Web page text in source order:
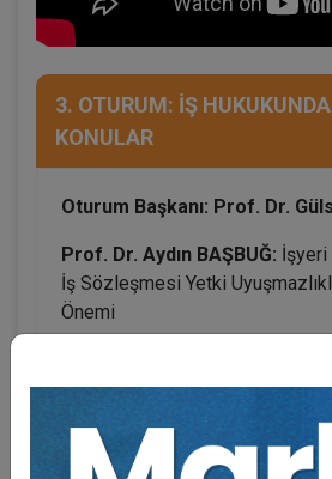
3. OTURUM: İŞ
KONULAR
Oturum Başkanı: Prof. Dr.
Prof. Dr. Aydın BAŞBUĞ: İşyeri
İş Sözleşmesi Yetki
Önemi
Hak İhlallerinin Giderimi: KDK ve